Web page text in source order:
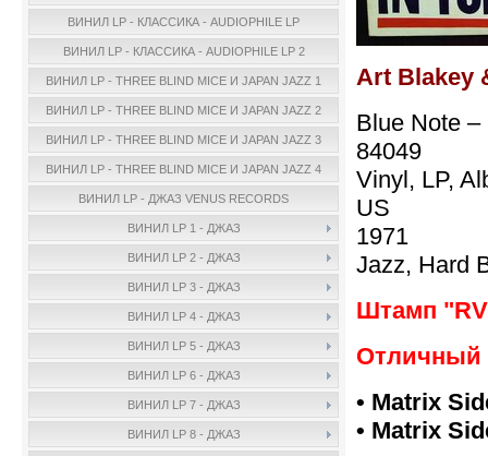
ВИНИЛ LP - КЛАССИКА - AUDIOPHILE LP
ВИНИЛ LP - КЛАССИКА - AUDIOPHILE LP 2
ВИНИЛ LP - THREE BLIND MICE И JAPAN JAZZ 1
ВИНИЛ LP - THREE BLIND MICE И JAPAN JAZZ 2
ВИНИЛ LP - THREE BLIND MICE И JAPAN JAZZ 3
ВИНИЛ LP - THREE BLIND MICE И JAPAN JAZZ 4
ВИНИЛ LP - ДЖАЗ VENUS RECORDS
ВИНИЛ LP 1 - ДЖАЗ
ВИНИЛ LP 2 - ДЖАЗ
ВИНИЛ LP 3 - ДЖАЗ
ВИНИЛ LP 4 - ДЖАЗ
ВИНИЛ LP 5 - ДЖАЗ
ВИНИЛ LP 6 - ДЖАЗ
ВИНИЛ LP 7 - ДЖАЗ
ВИНИЛ LP 8 - ДЖАЗ
Art Blakey
Blue Note
84049
Vinyl, LP,
US
1971
Jazz, Hard
Штамп
Отличный
• Matrix
• Matrix